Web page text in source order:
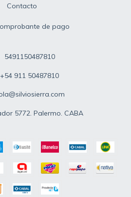
Contacto
de pago
5491150487810
+54 911 50487810
5772. Palermo. CABA